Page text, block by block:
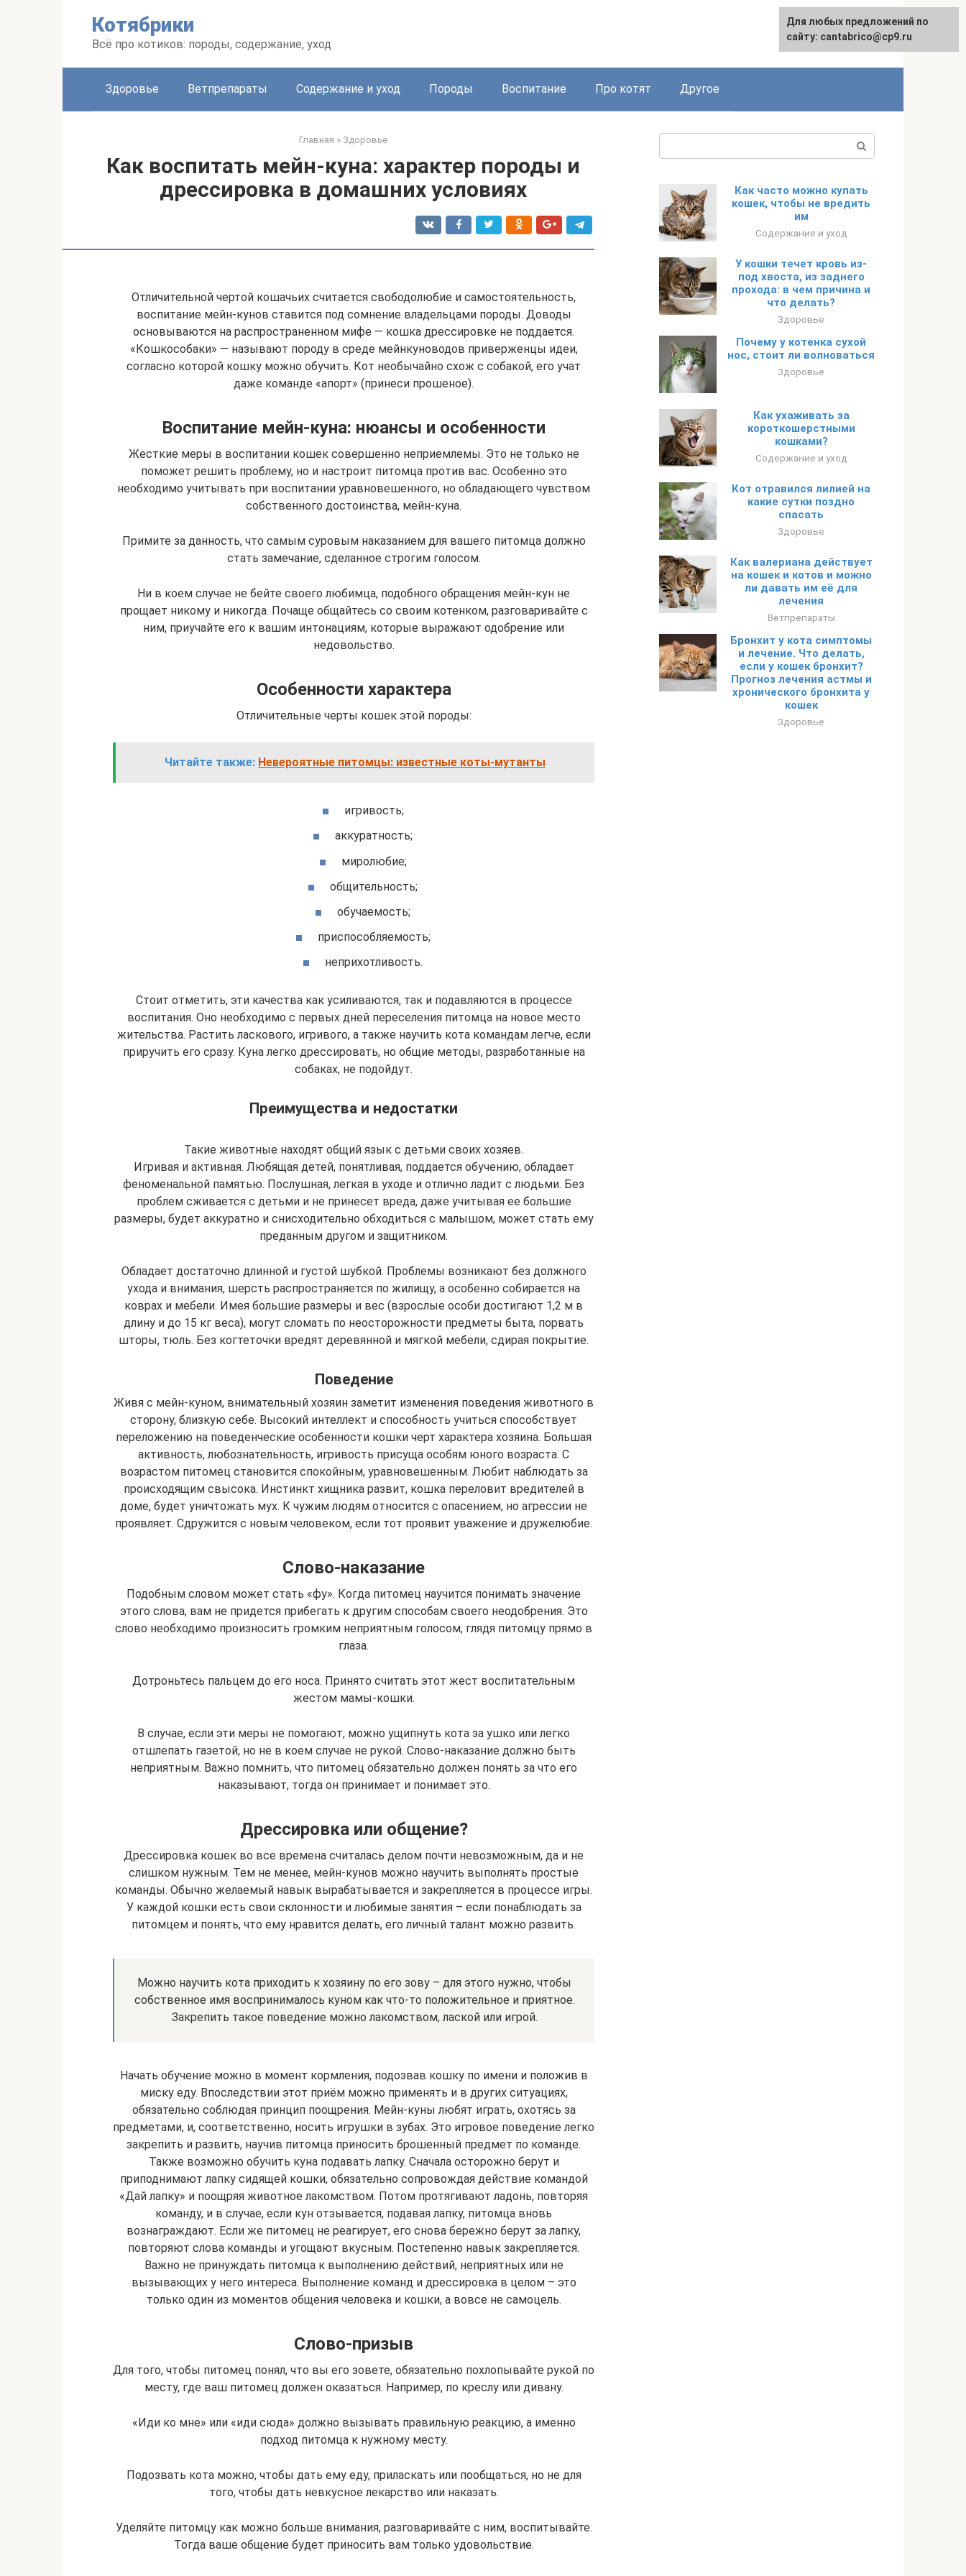
Котябрики
Всё про котиков: породы, содержание, уход
English
Здоровье Ветпрепараты Содержание и уход Породы Воспитание Про котят Другое
Главная » Здоровье
Как воспитать мейн-куна: характер породы и
дрессировка в домашних условиях
Отличительной чертой кошачьих считается свободолюбие и самостоятельность,
воспитание мейн-кунов ставится под сомнение владельцами породы. Доводы
основываются на распространенном мифе — кошка дрессировке не поддается.
«Кошкособаки» — называют породу в среде мейнкуноводов приверженцы идеи,
согласно которой кошку можно обучить. Кот необычайно схож с собакой, его учат
даже команде «апорт» (принеси прошеное).
Воспитание мейн-куна: нюансы и особенности
Жесткие меры в воспитании кошек совершенно неприемлемы. Это не только не
поможет решить проблему, но и настроит питомца против вас. Особенно это
необходимо учитывать при воспитании уравновешенного, но обладающего чувством
собственного достоинства, мейн-куна.
Примите за данность, что самым суровым наказанием для вашего питомца должно
стать замечание, сделанное строгим голосом.
Ни в коем случае не бейте своего любимца, подобного обращения мейн-кун не
прощает никому и никогда. Почаще общайтесь со своим котенком, разговаривайте с
ним, приучайте его к вашим интонациям, которые выражают одобрение или
недовольство.
Особенности характера
Отличительные черты кошек этой породы:
Читайте также: Невероятные питомцы: известные коты-мутанты
игривость;
аккуратность;
миролюбие;
общительность;
обучаемость;
приспособляемость;
неприхотливость.
Стоит отметить, эти качества как усиливаются, так и подавляются в процессе
воспитания. Оно необходимо с первых дней переселения питомца на новое место
жительства. Растить ласкового, игривого, а также научить кота командам легче, если
приручить его сразу. Куна легко дрессировать, но общие методы, разработанные на
собаках, не подойдут.
Преимущества и недостатки
Такие животные находят общий язык с детьми своих хозяев.
Игривая и активная. Любящая детей, понятливая, поддается обучению, обладает
феноменальной памятью. Послушная, легкая в уходе и отлично ладит с людьми. Без
проблем сживается с детьми и не принесет вреда, даже учитывая ее большие
размеры, будет аккуратно и снисходительно обходиться с малышом, может стать ему
преданным другом и защитником.
Обладает достаточно длинной и густой шубкой. Проблемы возникают без должного
ухода и внимания, шерсть распространяется по жилищу, а особенно собирается на
коврах и мебели. Имея большие размеры и вес (взрослые особи достигают 1,2 м в
длину и до 15 кг веса), могут сломать по неосторожности предметы быта, порвать
шторы, тюль. Без когтеточки вредят деревянной и мягкой мебели, сдирая покрытие.
Поведение
Живя с мейн-куном, внимательный хозяин заметит изменения поведения животного в
сторону, близкую себе. Высокий интеллект и способность учиться способствует
переложению на поведенческие особенности кошки черт характера хозяина. Большая
активность, любознательность, игривость присуща особям юного возраста. С
возрастом питомец становится спокойным, уравновешенным. Любит наблюдать за
происходящим свысока. Инстинкт хищника развит, кошка переловит вредителей в
доме, будет уничтожать мух. К чужим людям относится с опасением, но агрессии не
проявляет. Сдружится с новым человеком, если тот проявит уважение и дружелюбие.
Слово-наказание
Подобным словом может стать «фу». Когда питомец научится понимать значение
этого слова, вам не придется прибегать к другим способам своего неодобрения. Это
слово необходимо произносить громким неприятным голосом, глядя питомцу прямо в
глаза.
Дотроньтесь пальцем до его носа. Принято считать этот жест воспитательным
жестом мамы-кошки.
В случае, если эти меры не помогают, можно ущипнуть кота за ушко или легко
отшлепать газетой, но не в коем случае не рукой. Слово-наказание должно быть
неприятным. Важно помнить, что питомец обязательно должен понять за что его
наказывают, тогда он принимает и понимает это.
Дрессировка или общение?
Дрессировка кошек во все времена считалась делом почти невозможным, да и не
слишком нужным. Тем не менее, мейн-кунов можно научить выполнять простые
команды. Обычно желаемый навык вырабатывается и закрепляется в процессе игры.
У каждой кошки есть свои склонности и любимые занятия – если понаблюдать за
питомцем и понять, что ему нравится делать, его личный талант можно развить.
Можно научить кота приходить к хозяину по его зову – для этого нужно, чтобы
собственное имя воспринималось куном как что-то положительное и приятное.
Закрепить такое поведение можно лакомством, лаской или игрой.
Начать обучение можно в момент кормления, подозвав кошку по имени и положив в
миску еду. Впоследствии этот приём можно применять и в других ситуациях,
обязательно соблюдая принцип поощрения. Мейн-куны любят играть, охотясь за
предметами, и, соответственно, носить игрушки в зубах. Это игровое поведение легко
закрепить и развить, научив питомца приносить брошенный предмет по команде.
Также возможно обучить куна подавать лапку. Сначала осторожно берут и
приподнимают лапку сидящей кошки, обязательно сопровождая действие командой
«Дай лапку» и поощряя животное лакомством. Потом протягивают ладонь, повторяя
команду, и в случае, если кун отзывается, подавая лапку, питомца вновь
вознаграждают. Если же питомец не реагирует, его снова бережно берут за лапку,
повторяют слова команды и угощают вкусным. Постепенно навык закрепляется.
Важно не принуждать питомца к выполнению действий, неприятных или не
вызывающих у него интереса. Выполнение команд и дрессировка в целом – это
только один из моментов общения человека и кошки, а вовсе не самоцель.
Слово-призыв
Для того, чтобы питомец понял, что вы его зовете, обязательно похлопывайте рукой по
месту, где ваш питомец должен оказаться. Например, по креслу или дивану.
«Иди ко мне» или «иди сюда» должно вызывать правильную реакцию, а именно
подход питомца к нужному месту.
Подозвать кота можно, чтобы дать ему еду, приласкать или пообщаться, но не для
того, чтобы дать невкусное лекарство или наказать.
Уделяйте питомцу как можно больше внимания, разговаривайте с ним, воспитывайте.
Тогда ваше общение будет приносить вам только удовольствие.
Как часто можно купать
кошек, чтобы не вредить
им
Содержание и уход
У кошки течет кровь из-
под хвоста, из заднего
прохода: в чем причина и
что делать?
Здоровье
Почему у котенка сухой
нос, стоит ли волноваться
Здоровье
Как ухаживать за
короткошерстными
кошками?
Содержание и уход
Кот отравился лилией на
какие сутки поздно
спасать
Здоровье
Как валериана действует
на кошек и котов и можно
ли давать им её для
лечения
Ветпрепараты
Бронхит у кота симптомы
и лечение. Что делать,
если у кошек бронхит?
Прогноз лечения астмы и
хронического бронхита у
кошек
Здоровье
Для любых предложений по
сайту: cantabrico@cp9.ru